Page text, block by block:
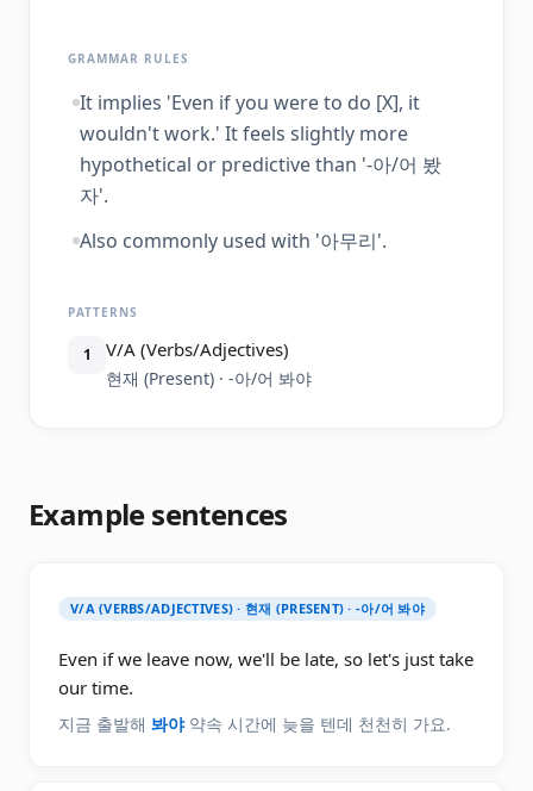
GRAMMAR RULES
It implies 'Even if you were to do [X], it
wouldn't work.' It feels slightly more
hypothetical or predictive than '-아/어 봤
자'.
Also commonly used with '아무리'.
PATTERNS
1 V/A (Verbs/Adjectives)
현재 (Present) · -아/어 봐야
Example sentences
V/A (VERBS/ADJECTIVES) · 현재 (PRESENT) · -아/어 봐야
Even if we leave now, we'll be late, so let's just take
our time.
지금 출발해 봐야약속 시간에 늦을 텐데 천천히 가요.